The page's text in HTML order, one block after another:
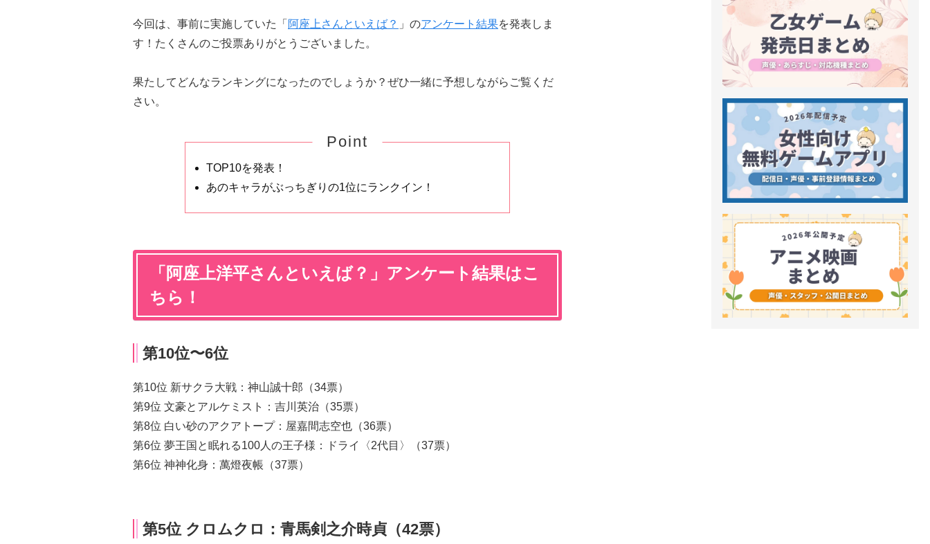
今回は、事前に実施していた「 阿座上さんといえば？ 」のアンケート結果を発表しま
す！たくさんのご投票ありがとうございました。
果たしてどんなランキングになったのでしょうか？ぜひ一緒に予想しながらご覧くだ
さい。
Point
TOP10を発表！
あのキャラがぶっちぎりの1位にランクイン！
「阿座上洋平さんといえば？」アンケート結果はこ
ちら！
第10位〜6位
第10位 新サクラ大戦：神山誠十郎（34票）
第9位 文豪とアルケミスト：吉川英治（35票）
第8位 白い砂のアクアトープ：屋嘉間志空也（36票）
第6位 夢王国と眠れる100人の王子様：ドライ〈2代目〉（37票）
第6位 神神化身：萬燈夜帳（37票）
第5位 クロムクロ：青馬剣之介時貞（42票）